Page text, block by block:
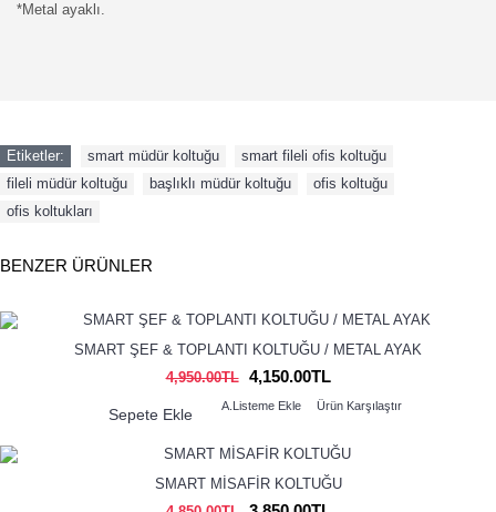
*Metal ayaklı.
Etiketler: smart müdür koltuğu smart fileli ofis koltuğu
fileli müdür koltuğu
başlıklı müdür koltuğu ofis koltuğu
ofis koltukları
BENZER ÜRÜNLER
SMART ŞEF & TOPLANTI KOLTUĞU / METAL AYAK
4,950.00TL
4,150.00TL
Sepete Ekle A.Listeme Ekle Ürün Karşılaştır
SMART MİSAFİR KOLTUĞU